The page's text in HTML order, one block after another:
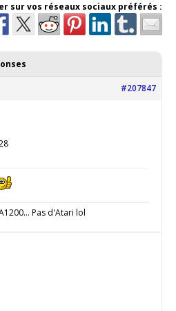
sur vos réseaux sociaux préférés :
#207847
Pas d'Atari lol